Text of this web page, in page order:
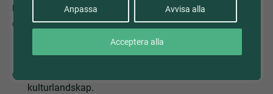
Anpassa Avvisa alla
Acceptera alla
Geografi
Digitala och analoga kartor och deras uppbyggnad
med gradnät, färger, symboler och skala. Topografiska
kulturlandskap.